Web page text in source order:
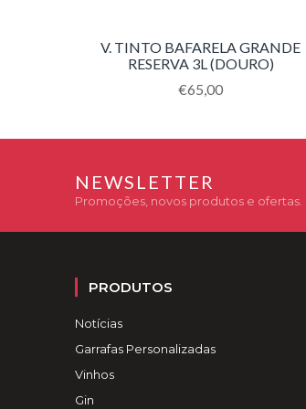
V. TINTO BAFARELA GRANDE
RESERVA 3L (DOURO)
Translation
€65,00
NEWSLETTER
Promoções, novos produtos e
PRODUTOS
Notícias
Garrafas Personalizadas
Vinhos
Gin